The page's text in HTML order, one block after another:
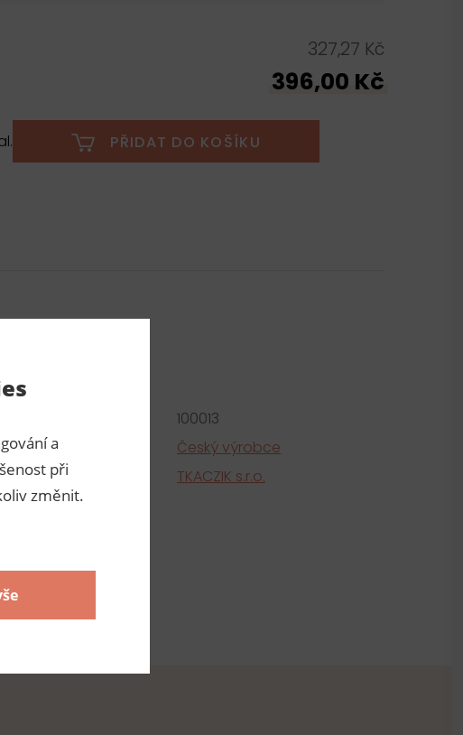
327,27 Kč
396,00 Kč
PŘIDAT DO KOŠÍKU
100013
Český výrobce
TKACZIK s.r.o.
a
při
změnit.